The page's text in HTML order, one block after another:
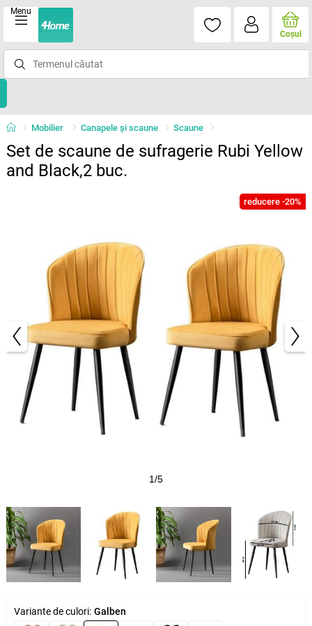
Menu
Coşul
Mobilier Canapele și scaune Scaune
Set de scaune de sufragerie Rubi Yellow
and Black,2 buc.
reducere -20%
1/5
Variante de culori: Galben